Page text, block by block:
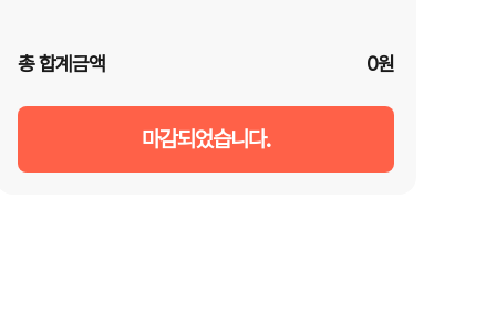
총 합계금액 0원
마감되었습니다.